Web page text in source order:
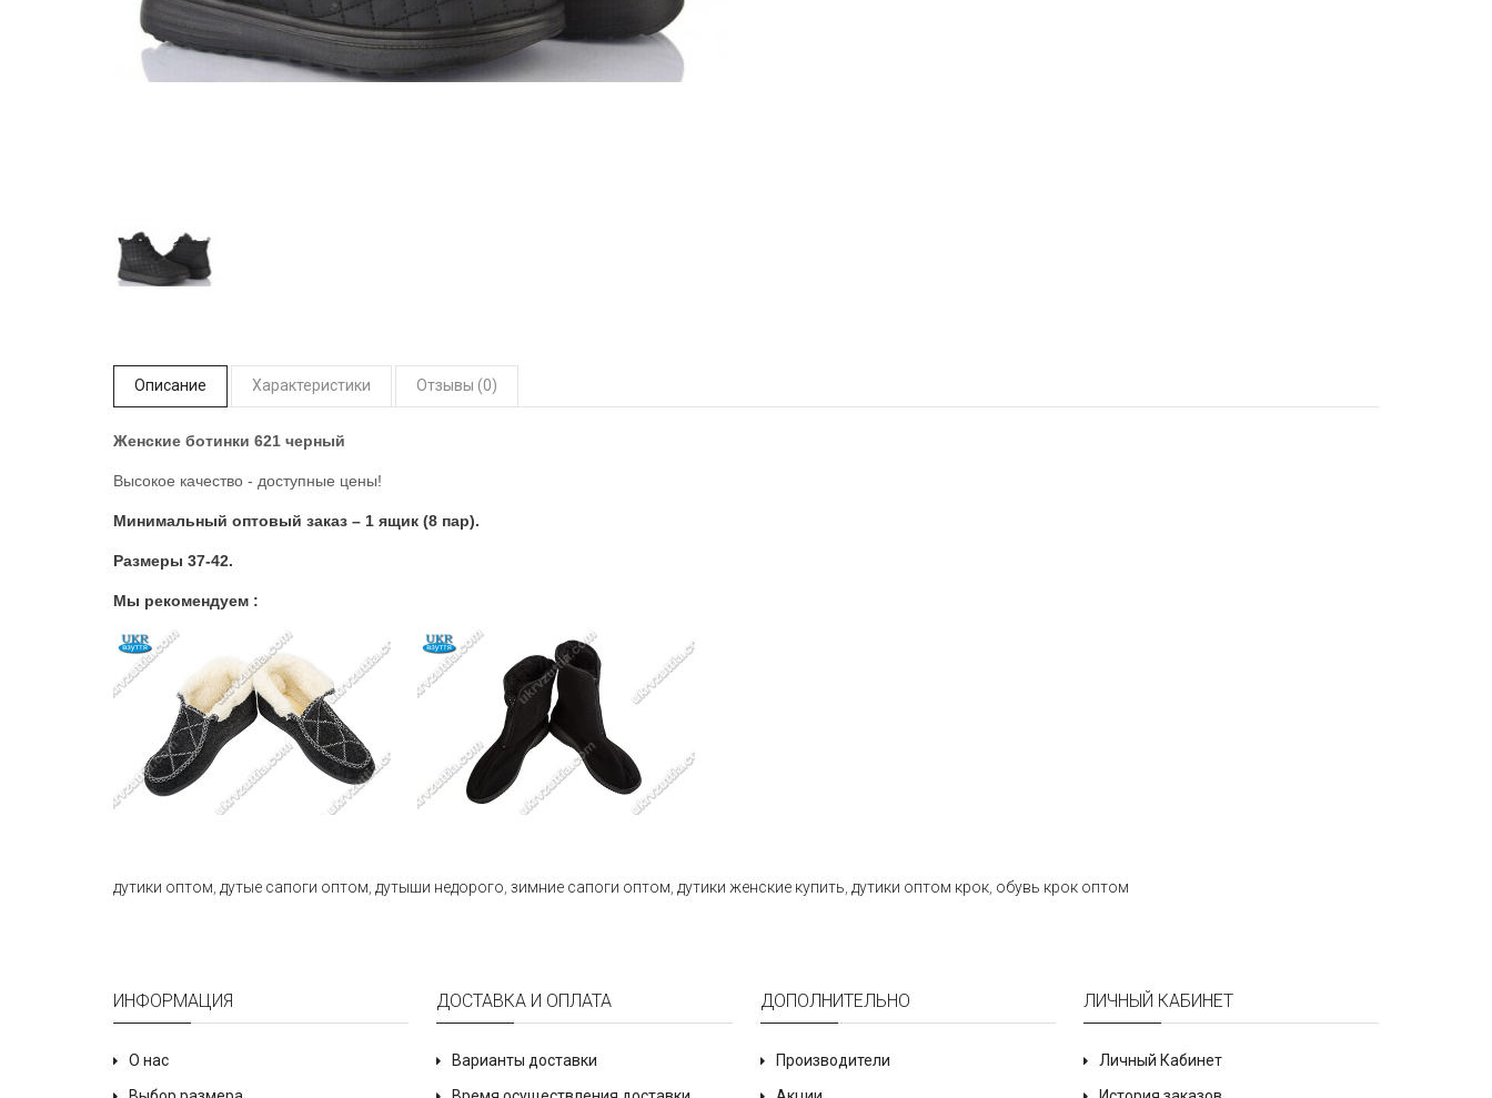
Описание Характеристики Отзывы (0)
Женские ботинки 621 черный
Высокое качество - доступные цены!
Минимальный оптовый заказ – 1 ящик (8 пар).
Размеры 37-42.
Мы рекомендуем :
дутики оптом дутые сапоги оптом дутыши недорого зимние сапоги оптом дутики женские купить дутики оптом крок обувь крок оптом
ИНФОРМАЦИЯ
О нас
ДОСТАВКА И ОПЛАТА
Варианты доставки
ДОПОЛНИТЕЛЬНО
Производители
ЛИЧНЫЙ КАБИНЕТ
Личный Кабинет